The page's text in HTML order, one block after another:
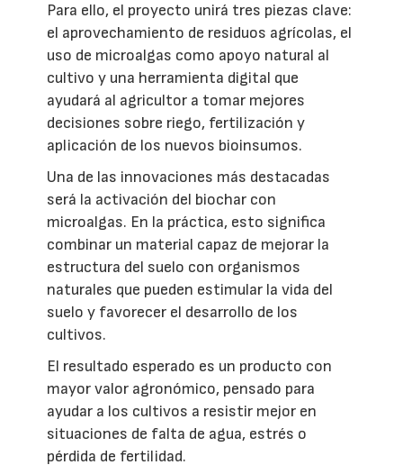
Para ello, el proyecto unirá tres piezas clave:
el aprovechamiento de residuos agrícolas, el
uso de microalgas como apoyo natural al
cultivo y una herramienta digital que
ayudará al agricultor a tomar mejores
decisiones sobre riego, fertilización y
aplicación de los nuevos bioinsumos.
Una de las innovaciones más destacadas
será la activación del biochar con
microalgas. En la práctica, esto significa
combinar un material capaz de mejorar la
estructura del suelo con organismos
naturales que pueden estimular la vida del
suelo y favorecer el desarrollo de los
cultivos.
El resultado esperado es un producto con
mayor valor agronómico, pensado para
ayudar a los cultivos a resistir mejor en
situaciones de falta de agua, estrés o
pérdida de fertilidad.